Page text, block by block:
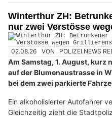
Winterthur ZH:
nur zwei Verstösse
02.08.26 VON POLIZEI.NEWS
Am Samstag, 1. August, kurz
auf der Blumenaustrasse in
bei dem zwei parkierte
Ein alkoholisierter Autofahrer
Gleichzeitig zieht die